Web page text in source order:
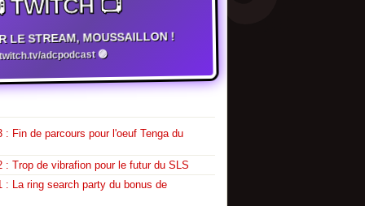
TWITCH 📺
LE STREAM, MOUSSAILLON !
adcpodcast 🟣
: Fin de parcours pour l'oeuf Tenga du
: Trop de vibrafion pour le futur du SLS
: La ring search party du bonus de